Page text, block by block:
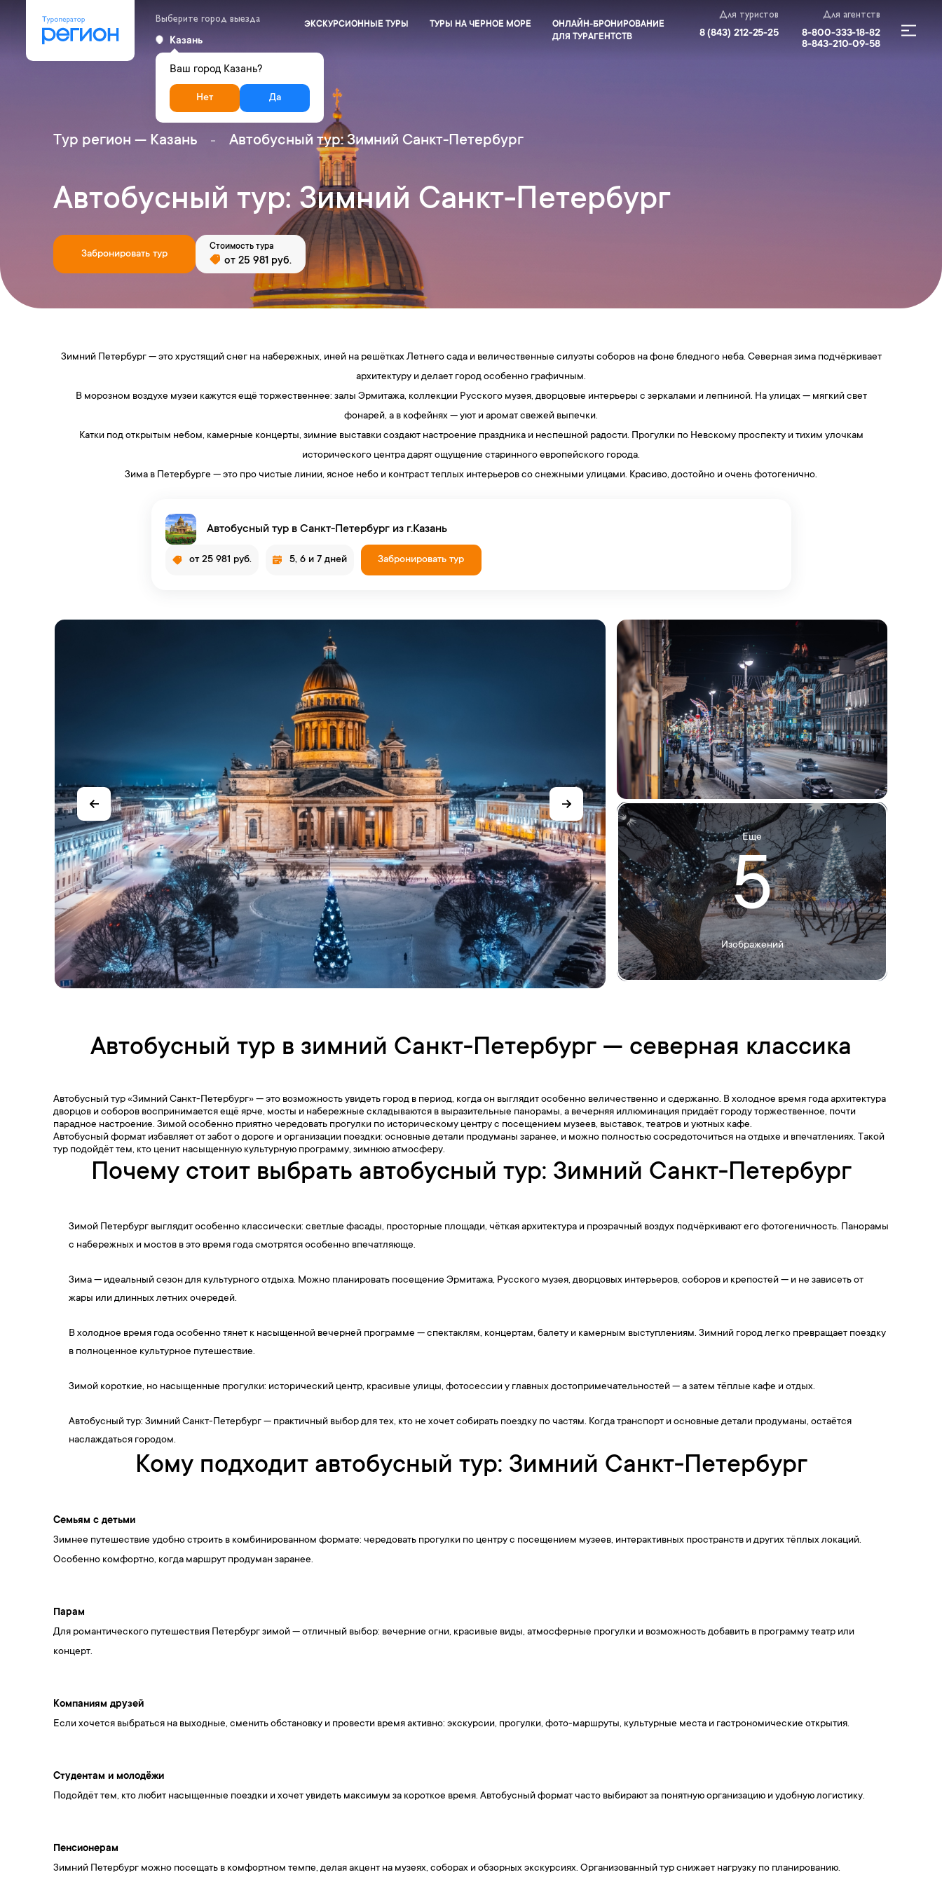
Выберите город выезда
Казань
Ваш город Казань?
Нет Да
ЭКСКУРСИОННЫЕ ТУРЫ ТУРЫ НА ЧЕРНОЕ МОРЕ
ОНЛАЙН-БРОНИРОВАНИЕ
ДЛЯ ТУРАГЕНТСТВ
Для туристов
8 (843) 212-25-25
Для агентств
8-800-333-18-82
8-843-210-09-58
Тур регион — Казань Автобусный тур: Зимний Санкт-Петербург
Автобусный тур: Зимний Санкт-Петербург
Забронировать тур
Стоимость тура
от 25 981 руб.
Зимний Петербург — это хрустящий снег на набережных, иней на решётках Летнего сада и величественные силуэты соборов на фоне бледного неба. Северная зима подчёркивает
архитектуру и делает город особенно графичным.
В морозном воздухе музеи кажутся ещё торжественнее: залы Эрмитажа, коллекции Русского музея, дворцовые интерьеры с зеркалами и лепниной. На улицах — мягкий свет
фонарей, а в кофейнях — уют и аромат свежей выпечки.
Катки под открытым небом, камерные концерты, зимние выставки создают настроение праздника и неспешной радости. Прогулки по Невскому проспекту и тихим улочкам
исторического центра дарят ощущение старинного европейского города.
Зима в Петербурге — это про чистые линии, ясное небо и контраст теплых интерьеров со снежными улицами. Красиво, достойно и очень фотогенично.
Автобусный тур в Санкт-Петербург из г.Казань
от 25 981 руб. 5, 6 и 7 дней Забронировать тур
Еще
5
Изображений
Автобусный тур в зимний Санкт-Петербург — северная классика
Автобусный тур «Зимний Санкт-Петербург» — это возможность увидеть город в период, когда он выглядит особенно величественно и сдержанно. В холодное время года архитектура
дворцов и соборов воспринимается ещё ярче, мосты и набережные складываются в выразительные панорамы, а вечерняя иллюминация придаёт городу торжественное, почти
парадное настроение. Зимой особенно приятно чередовать прогулки по историческому центру с посещением музеев, выставок, театров и уютных кафе.
Автобусный формат избавляет от забот о дороге и организации поездки: основные детали продуманы заранее, и можно полностью сосредоточиться на отдыхе и впечатлениях. Такой
тур подойдёт тем, кто ценит насыщенную культурную программу, зимнюю атмосферу.
Почему стоит выбрать автобусный тур: Зимний Санкт-Петербург
Зимой Петербург выглядит особенно классически: светлые фасады, просторные площади, чёткая архитектура и прозрачный воздух подчёркивают его фотогеничность. Панорамы
с набережных и мостов в это время года смотрятся особенно впечатляюще.
Зима — идеальный сезон для культурного отдыха. Можно планировать посещение Эрмитажа, Русского музея, дворцовых интерьеров, соборов и крепостей — и не зависеть от
жары или длинных летних очередей.
В холодное время года особенно тянет к насыщенной вечерней программе — спектаклям, концертам, балету и камерным выступлениям. Зимний город легко превращает поездку
в полноценное культурное путешествие.
Зимой короткие, но насыщенные прогулки: исторический центр, красивые улицы, фотосессии у главных достопримечательностей — а затем тёплые кафе и отдых.
Автобусный тур: Зимний Санкт-Петербург — практичный выбор для тех, кто не хочет собирать поездку по частям. Когда транспорт и основные детали продуманы, остаётся
наслаждаться городом.
Кому подходит автобусный тур: Зимний Санкт-Петербург
Семьям с детьми
Зимнее путешествие удобно строить в комбинированном формате: чередовать прогулки по центру с посещением музеев, интерактивных пространств и других тёплых локаций.
Особенно комфортно, когда маршрут продуман заранее.
Парам
Для романтического путешествия Петербург зимой — отличный выбор: вечерние огни, красивые виды, атмосферные прогулки и возможность добавить в программу театр или
концерт.
Компаниям друзей
Если хочется выбраться на выходные, сменить обстановку и провести время активно: экскурсии, прогулки, фото-маршруты, культурные места и гастрономические открытия.
Студентам и молодёжи
Подойдёт тем, кто любит насыщенные поездки и хочет увидеть максимум за короткое время. Автобусный формат часто выбирают за понятную организацию и удобную логистику.
Пенсионерам
Зимний Петербург можно посещать в комфортном темпе, делая акцент на музеях, соборах и обзорных экскурсиях. Организованный тур снижает нагрузку по планированию.